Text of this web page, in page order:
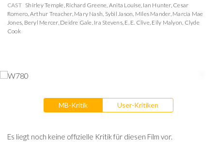
CAST Shirley Temple, Richard Greene, Anita Louise, Ian Hunter, Cesar
Romero, Arthur Treacher, Mary Nash, Sybil Jason, Miles Mander, Marcia Mae
Jones, Beryl Mercer, Deidre Gale, Ira Stevens, E. E. Clive, Eily Malyon, Clyde
Cook
MB-Kritik User-Kritiken
Es liegt noch keine offizielle Kritik für diesen Film vor.